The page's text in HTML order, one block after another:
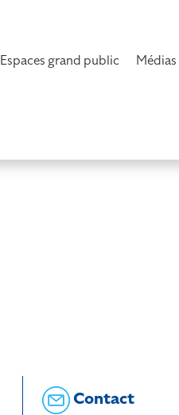
Espaces grand public Médias
Contact